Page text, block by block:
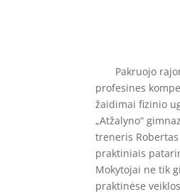
Pakruojo
profesines
žaidimai fizinio
„Atžalyno“
treneris
praktiniais
Mokytojai ne tik
praktinėse